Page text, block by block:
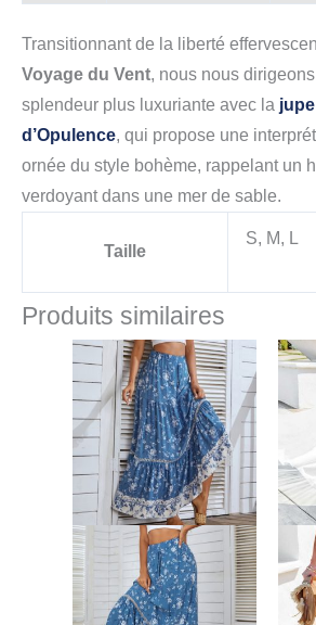
Transitionnant de la liberté
Voyage du Vent, nous nous
splendeur plus luxuriante avec la
d’Opulence, qui propose une
ornée du style bohème, rappelant un
verdoyant dans une mer de sable.
Taille
S, M, L
Produits similaires